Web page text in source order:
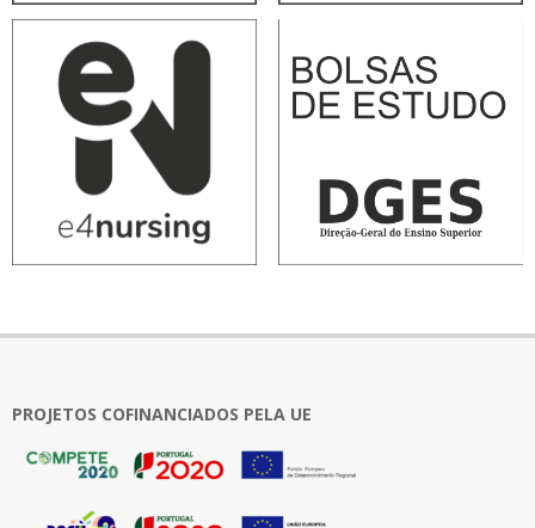
PROJETOS COFINANCIADOS PELA UE